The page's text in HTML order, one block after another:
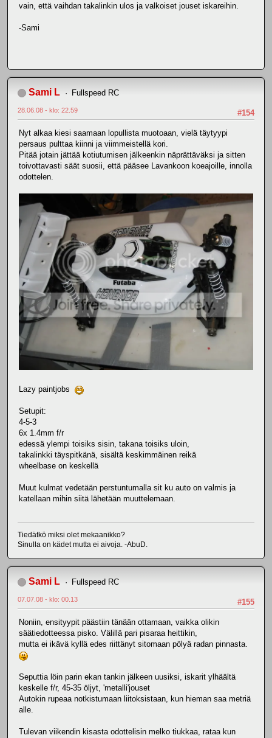
vain, että vaihdan takalinkin ulos ja valkoiset jouset iskareihin.
-Sami
Sami L Fullspeed RC
#154
28.06.08 - klo: 22.59
Nyt alkaa kiesi saamaan lopullista muotoaan, vielä täytyypi
persaus pulttaa kiinni ja viimmeistellä kori.
Pitää jotain jättää kotiutumisen jälkeenkin näprättäväksi ja sitten
toivottavasti säät suosii, että pääsee Lavankoon koeajoille, innolla
odottelen.
Lazy paintjobs
Setupit:
4-5-3
6x 1.4mm f/r
edessä ylempi toisiks sisin, takana toisiks uloin,
takalinkki täyspitkänä, sisältä keskimmäinen reikä
wheelbase on keskellä
Muut kulmat vedetään perstuntumalla sit ku auto on valmis ja
katellaan mihin siitä lähetään muuttelemaan.
Tiedätkö miksi olet mekaanikko?
Sinulla on kädet mutta ei aivoja. -AbuD.
Sami L Fullspeed RC
#155
07.07.08 - klo: 00.13
Noniin, ensityypit päästiin tänään ottamaan, vaikka olikin
säätiedotteessa pisko. Välillä pari pisaraa heittikin,
mutta ei ikävä kyllä edes riittänyt sitomaan pölyä radan pinnasta.
Seputtia löin parin ekan tankin jälkeen uusiksi, iskarit ylhäältä
keskelle f/r, 45-35 öljyt, 'metalli'jouset
Autokin rupeaa notkistumaan liitoksistaan, kun hieman saa metriä
alle.
Tulevan viikendin kisasta odottelisin melko tiukkaa, rataa kun